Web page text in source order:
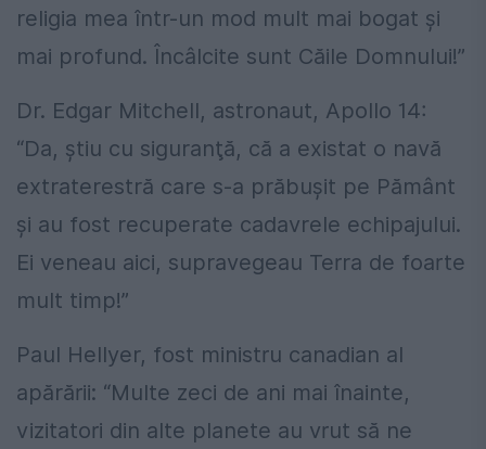
religia mea într-un mod mult mai bogat şi
mai profund. Încâlcite sunt Căile Domnului!”
Dr. Edgar Mitchell, astronaut, Apollo 14:
“Da, ştiu cu siguranţă, că a existat o navă
extraterestră care s-a prăbuşit pe Pământ
şi au fost recuperate cadavrele echipajului.
Ei veneau aici, supravegeau Terra de foarte
mult timp!”
Paul Hellyer, fost ministru canadian al
apărării: “Multe zeci de ani mai înainte,
vizitatori din alte planete au vrut să ne